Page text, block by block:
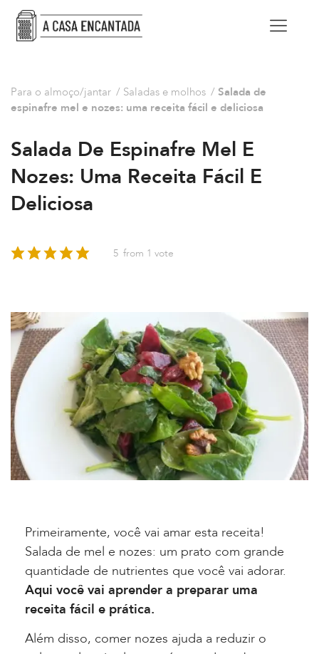
Para o almoço/jantar / Saladas e molhos / Salada de
espinafre mel e nozes: uma receita fácil e deliciosa
Salada De Espinafre Mel E
Nozes: Uma Receita Fácil E
Deliciosa
5 from 1 vote
Primeiramente, você vai amar esta receita!
Salada de mel e nozes: um prato com grande
quantidade de nutrientes que você vai adorar.
Aqui você vai aprender a preparar uma
receita fácil e prática.
Além disso, comer nozes ajuda a reduzir o